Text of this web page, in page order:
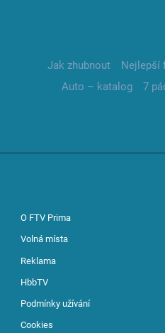
Jak zhubnout Nejlepší
Auto – katalog
7
O FTV Prima
Volná místa
Reklama
HbbTV
Podmínky užívání
Cookies